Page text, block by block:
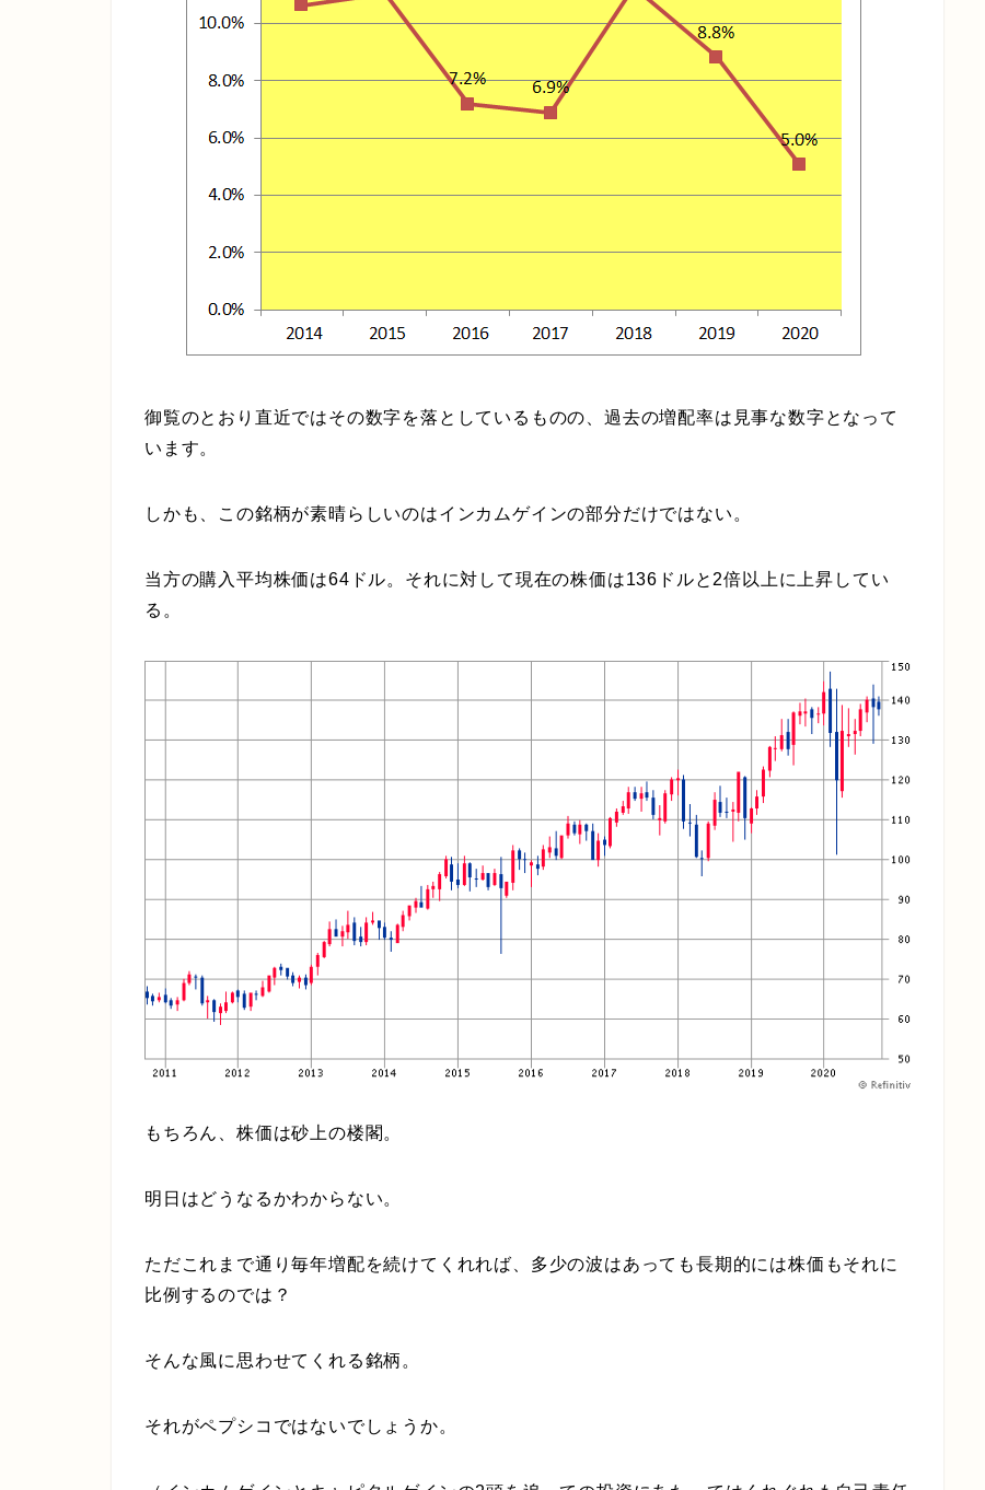
御覧のとおり直近ではその数字を落としているものの、過去の増配率は見事な数字となって
います。
しかも、この銘柄が素晴らしいのはインカムゲインの部分だけではない。
当方の購入平均株価は64ドル。それに対して現在の株価は136 ドルと2倍以上に上昇してい
る。
もちろん、株価は砂上の楼閣。
明日はどうなるかわからない。
ただこれまで通り毎年増配を続けてくれれば、多少の波はあっても長期的には株価もそれに
比例するのでは？
そんな風に思わせてくれる銘柄。
それがペプシコではないでしょうか。